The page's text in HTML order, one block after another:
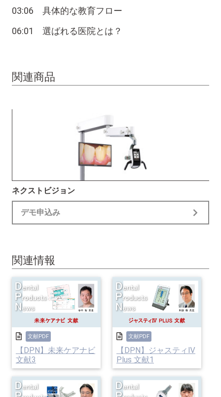
03:06 具体的な教育フロー
06:01 選ばれる医院とは？
関連商品
ネクストビジョン
デモ申込み
関連情報
文献PDF
【DPN】未来ケアナビ
文献3
文献PDF
【DPN】ジャスティⅣ
Plus 文献1